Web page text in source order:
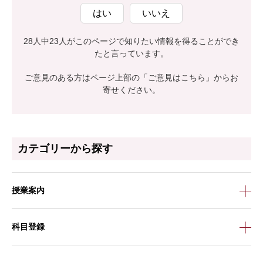
はい いいえ
28人中23人がこのページで知りたい情報を得ることができ
たと言っています。
ご意見のある方はページ上部の「ご意見はこちら」からお
寄せください。
カテゴリーから探す
授業案内
科目登録